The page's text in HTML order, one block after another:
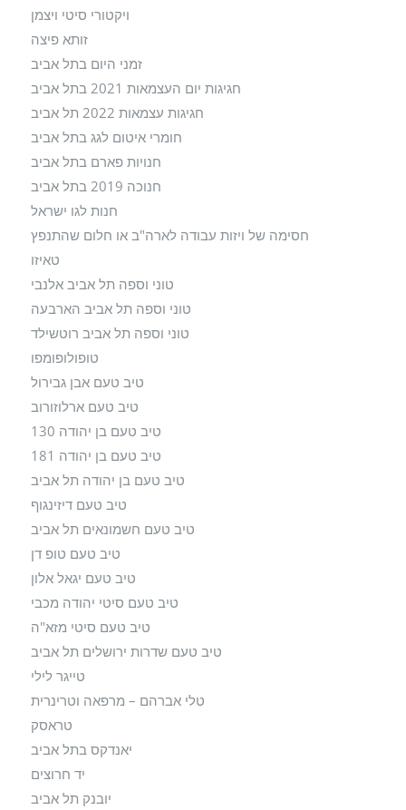
ויקטורי סיטי ויצמן
זותא פיצה
זמני היום בתל אביב
חגיגות יום העצמאות 2021 בתל אביב
חגיגות עצמאות 2022 תל אביב
חומרי איטום לגג בתל אביב
חנויות פארם בתל אביב
חנוכה 2019 בתל אביב
חנות לגו ישראל
חסימה של ויזות עבודה לארה"ב או חלום שהתנפץ
טאיזו
טוני וספה תל אביב אלנבי
טוני וספה תל אביב הארבעה
טוני וספה תל אביב רוטשילד
טופולופומפו
טיב טעם אבן גבירול
טיב טעם ארלוזורוב
טיב טעם בן יהודה 130
טיב טעם בן יהודה 181
טיב טעם בן יהודה תל אביב
טיב טעם דיזינגוף
טיב טעם חשמונאים תל אביב
טיב טעם טופ דן
טיב טעם יגאל אלון
טיב טעם סיטי יהודה מכבי
טיב טעם סיטי מזא"ה
טיב טעם שדרות ירושלים תל אביב
טייגר לילי
טלי אברהם – מרפאה וטרינרית
טראסק
יאנדקס בתל אביב
יד חרוצים
יובנק תל אביב